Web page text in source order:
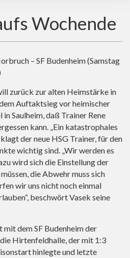
Wochende
– SF Budenheim (Samstag
zurück zur alten Heimstärke in
Auftaktsieg vor heimischer
Saulheim, daß Trainer Rene
kann. „Ein katastrophales
der neue HSG Trainer, für den
wichtig sind. „Wir werden es
wird sich die Einstellung der
die Abwehr muss sich
wir uns nicht noch einmal
beschwört Vasek seine
dem SF Budenheim der
Hirtenfeldhalle, der mit 1:3
hinlegte und letzte